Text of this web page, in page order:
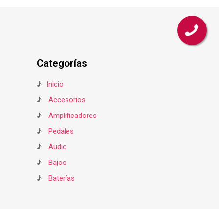
Categorías
♪
Inicio
♪
Accesorios
♪
Amplificadores
♪
Pedales
♪
Audio
♪
Bajos
♪
Baterías